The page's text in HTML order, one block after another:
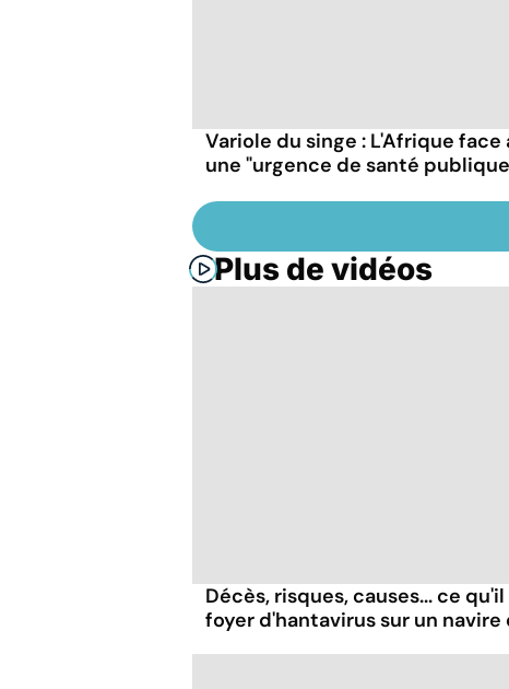
Variole du singe : L'Afrique face
une "urgence de santé
Plus de vidéos
Décès, risques, causes... ce
foyer d'hantavirus sur un